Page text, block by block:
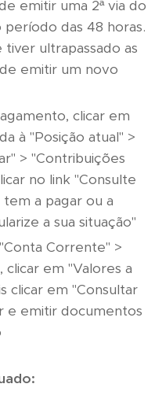
emitir uma 2ª via do
das 48 horas.
ultrapassado as
emitir um novo
clicar em
à "Posição atual" >
> "Contribuições
no link "Consulte
a pagar ou a
a sua situação"
Corrente" >
clicar em "Valores a
clicar em "Consultar
e emitir documentos